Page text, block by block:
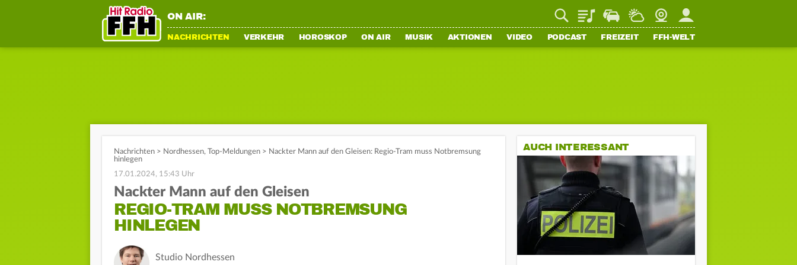
ON AIR: PlaylistStaupilotWetterWebcamMein FFH
NACHRICHTEN VERKEHR HOROSKOP ON AIR MUSIK AKTIONEN VIDEO PODCAST FREIZEIT FFH-WELT
Nachrichten > Nordhessen, Top-Meldungen > Nackter Mann auf den Gleisen: Regio-Tram muss Notbremsung
hinlegen
17.01.2024, 15:43 Uhr
Nackter Mann auf den Gleisen
REGIO-TRAM MUSS NOTBREMSUNG
HINLEGEN
Studio Nordhessen
AUCH INTERESSANT